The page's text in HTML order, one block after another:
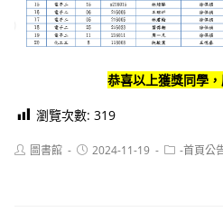
恭喜以上獲獎同學
瀏覽次數: 319
Post圖書館
Post2024-11-19
Post-首頁公